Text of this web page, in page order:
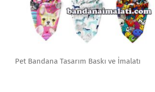
Pet Bandana Tasarım Baskı ve İmalatı